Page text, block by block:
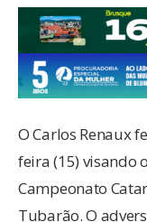
O Carlos Renaux
feira (15) visando
Campeonato
Tubarão. O